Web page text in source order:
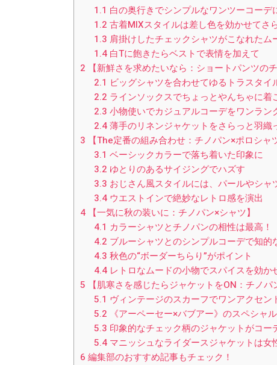
1.1 白の奥行きでシンプルなワンツーコーデ
1.2 古着MIXスタイルは差し色を効かせてさ
1.3 肩掛けしたチェックシャツがこなれたム
1.4白Tに飽きたらベストで表情を加えて
2 【新鮮さを求めたいなら：ショートパンツのチ
2.1 ビッグシャツを合わせてゆるトラスタイ
2.2 ラインソックスでちょっとやんちゃに着
2.3 小物使いでカジュアルコーデをワンラン
2.4薄手のリネンジャケットをさらっと羽織
3 【The定番の組み合わせ：チノパン×ポロシャ
3.1 ベーシックカラーで落ち着いた印象に
3.2 ゆとりのあるサイジングでハズす
3.3 おじさん風スタイルには、パールやシャ
3.4ウエストインで絶妙なレトロ感を演出
4 【一気に秋の装いに：チノパン×シャツ】
4.1 カラーシャツとチノパンの相性は最高！
4.2 ブルーシャツとのシンプルコーデで知的
4.3 秋色の“ボーダーちらり”がポイント
4.4レトロなムードの小物でスパイスを効か
5 【肌寒さを感じたらジャケットをON：チノパ
5.1 ヴィンテージのスカーフでワンアクセン
5.2 《アーペーセー×バブアー》のスペシャ
5.3 印象的なチェック柄のジャケットがコー
5.4マニッシュなライダースジャケットは女
6 編集部のおすすめ記事もチェック！